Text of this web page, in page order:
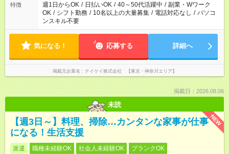
特徴 週1日からOK / 日払いOK / 40～50代活躍中 / 副業・Wワーク
OK / シフト勤務 / 10名以上の大量募集 / 電話対応なし / パソコ
ンスキル不要
気になる！ 応募する 詳細へ
掲載元企業名 テイケイ株式会社 【東京・神奈川エリア】
掲載日：2026.08.06
未読
NEW
【週3日～】料理、掃除…カンタンな家事が仕事
になる！生活支援
派遣 職種未経験OK 社会人未経験OK
ブランクOK